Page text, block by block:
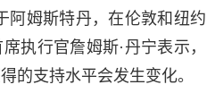
阿姆斯特丹，在伦敦和纽约
执行官詹姆斯·丹宁表示，
的支持水平会发生变化。